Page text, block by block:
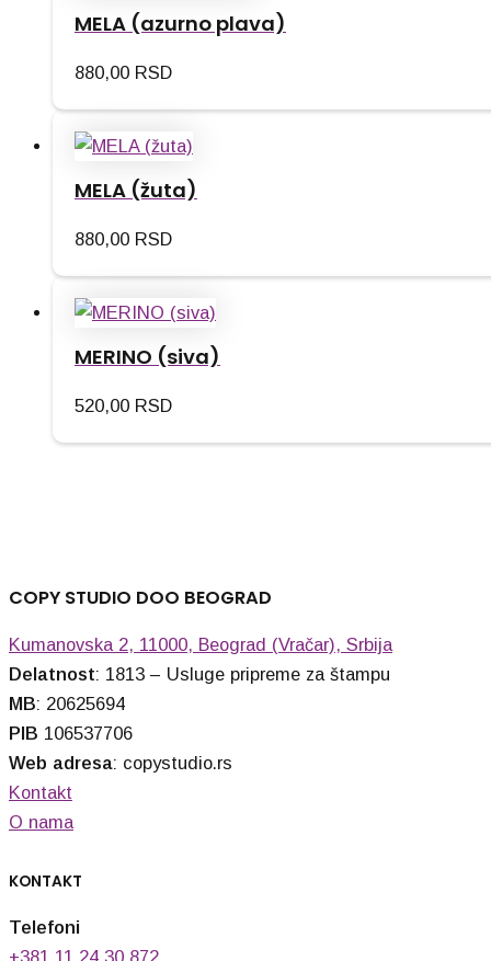
MELA (azurno plava)
880,00 RSD
MELA (žuta)
880,00 RSD
MERINO (siva)
520,00 RSD
COPY STUDIO DOO BEOGRAD
Kumanovska 2, 11000, Beograd (Vračar), Srbija
Delatnost: 1813 – Usluge pripreme za štampu
MB: 20625694
PIB 106537706
Web adresa: copystudio.rs
Kontakt
O nama
KONTAKT
Telefoni
+381 11 24 30 872